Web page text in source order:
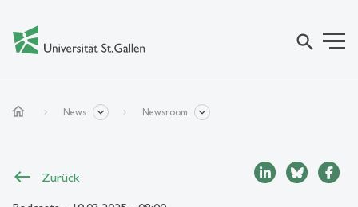
search
home News Newsroom
Zurück